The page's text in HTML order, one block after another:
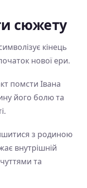
сюжету
кінець
нової ери.
помсти Івана
його болю та
з родиною
внутрішній
та